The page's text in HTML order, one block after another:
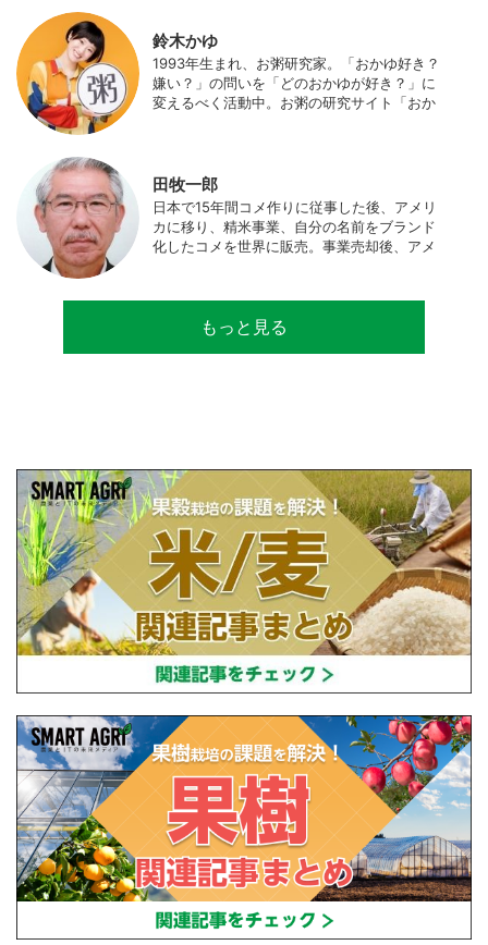
食事やお弁当づくりを通して、食育にも目を
向けている。プロフィール写真 ©杉山晃造
鈴木かゆ
1993年生まれ、お粥研究家。「おかゆ好き？
嫌い？」の問いを「どのおかゆが好き？」に
変えるべく活動中。お粥の研究サイト「おか
田牧一郎
日本で15年間コメ作りに従事した後、アメリ
カに移り、精米事業、自分の名前をブランド
化したコメを世界に販売。事業売却後、アメ
サルティングとして関わり、企業などの依頼
で世界12カ国の良質米生産可能産地を訪問調
もっと見る